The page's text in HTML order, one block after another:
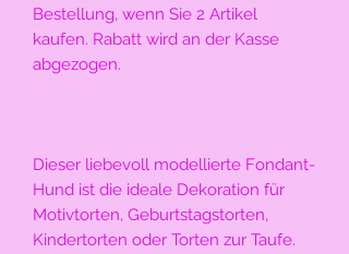
Bestellung, wenn Sie 2 Artikel
kaufen. Rabatt wird an der Kasse
abgezogen.
Dieser liebevoll modellierte Fondant-
Hund ist die ideale Dekoration für
Motivtorten, Geburtstagstorten,
Kindertorten oder Torten zur Taufe.